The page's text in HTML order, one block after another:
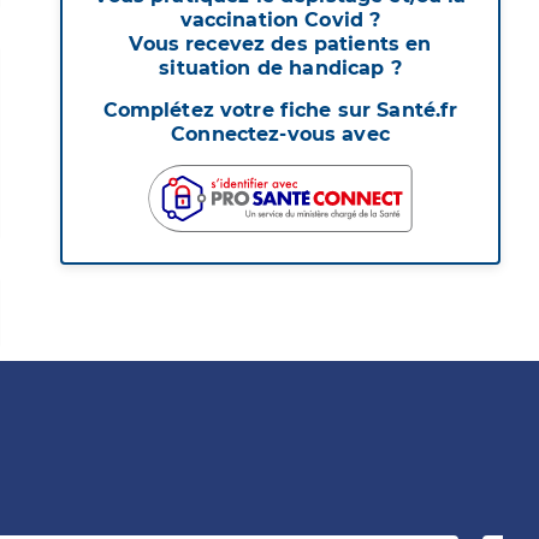
vaccination Covid ?
Vous recevez des patients en
situation de handicap ?
Complétez votre fiche sur Santé.fr
Connectez-vous avec